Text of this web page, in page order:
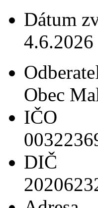
Dátum
4.6.2026
Obec
IČO
DIČ